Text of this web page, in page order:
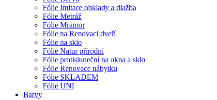
Fólie Imitace obklady a dlažba
Fólie Metráž
Fólie Mramor
Fólie na Renovaci dveří
Fólie na sklo
Fólie Natur přírodní
Fólie protisluneční na okna a sklo
Fólie Renovace nábytku
Fólie SKLADEM
Fólie UNI
Barvy